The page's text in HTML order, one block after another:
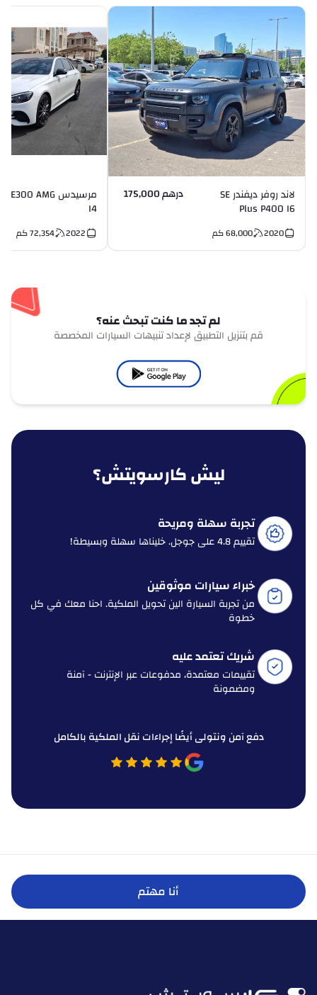
لاند روفر ديفندر SE
Plus P400 I6
درهم 175,000
2020
68,000 كم
مرسيدس E300 AMG
I4
2022
72,354 كم
لم تجد ما كنت تبحث عنه؟
قم بتنزيل التطبيق لإعداد تنبيهات السيارات المخصصة
ليش كارسويتش؟
تجربة سهلة ومريحة
تقييم 4.8 على جوجل. خليناها سهلة وبسيطة!
خبراء سيارات موثوقين
من تجربة السيارة الين تحويل الملكية. احنا معك في كل
خطوة
شريك تعتمد عليه
تقييمات معتمدة، مدفوعات عبر الإنترنت - آمنة
ومضمونة
دفع آمن ونتولى أيضًا إجراءات نقل الملكية بالكامل
أنا مهتم